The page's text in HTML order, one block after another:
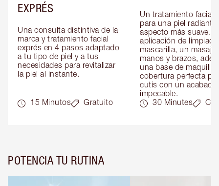
EXPRÉS
Una consulta distintiva de la
marca y tratamiento facial
exprés en 4 pasos adaptado
a tu tipo de piel y a tus
necesidades para revitalizar
la piel al instante.
15 Minutos Gratuito
Un tratamiento facial
para una piel radiante
aspecto más suave.
aplicación de
mascarilla, un masaje
manos y brazos,
una base de
cobertura perfecta
cutis con un acabado
impecable.
30 Minutes
POTENCIA TU RUTINA